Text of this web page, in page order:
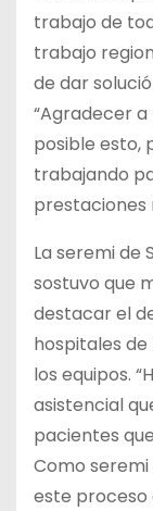
trabajo de
trabajo
de dar
“Agradecer
posible esto,
trabajando
prestaciones
La seremi de
sostuvo que
destacar el
hospitales de
los equipos.
asistencial
pacientes
Como
este proceso